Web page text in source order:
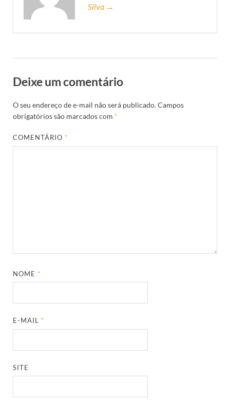
Silva →
Deixe um comentário
O seu endereço de e-mail não será publicado.Campos
obrigatórios são marcados com *
COMENTÁRIO*
NOME*
E-MAIL*
SITE